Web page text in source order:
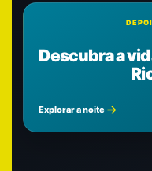
Descubra a
Explorar a noite